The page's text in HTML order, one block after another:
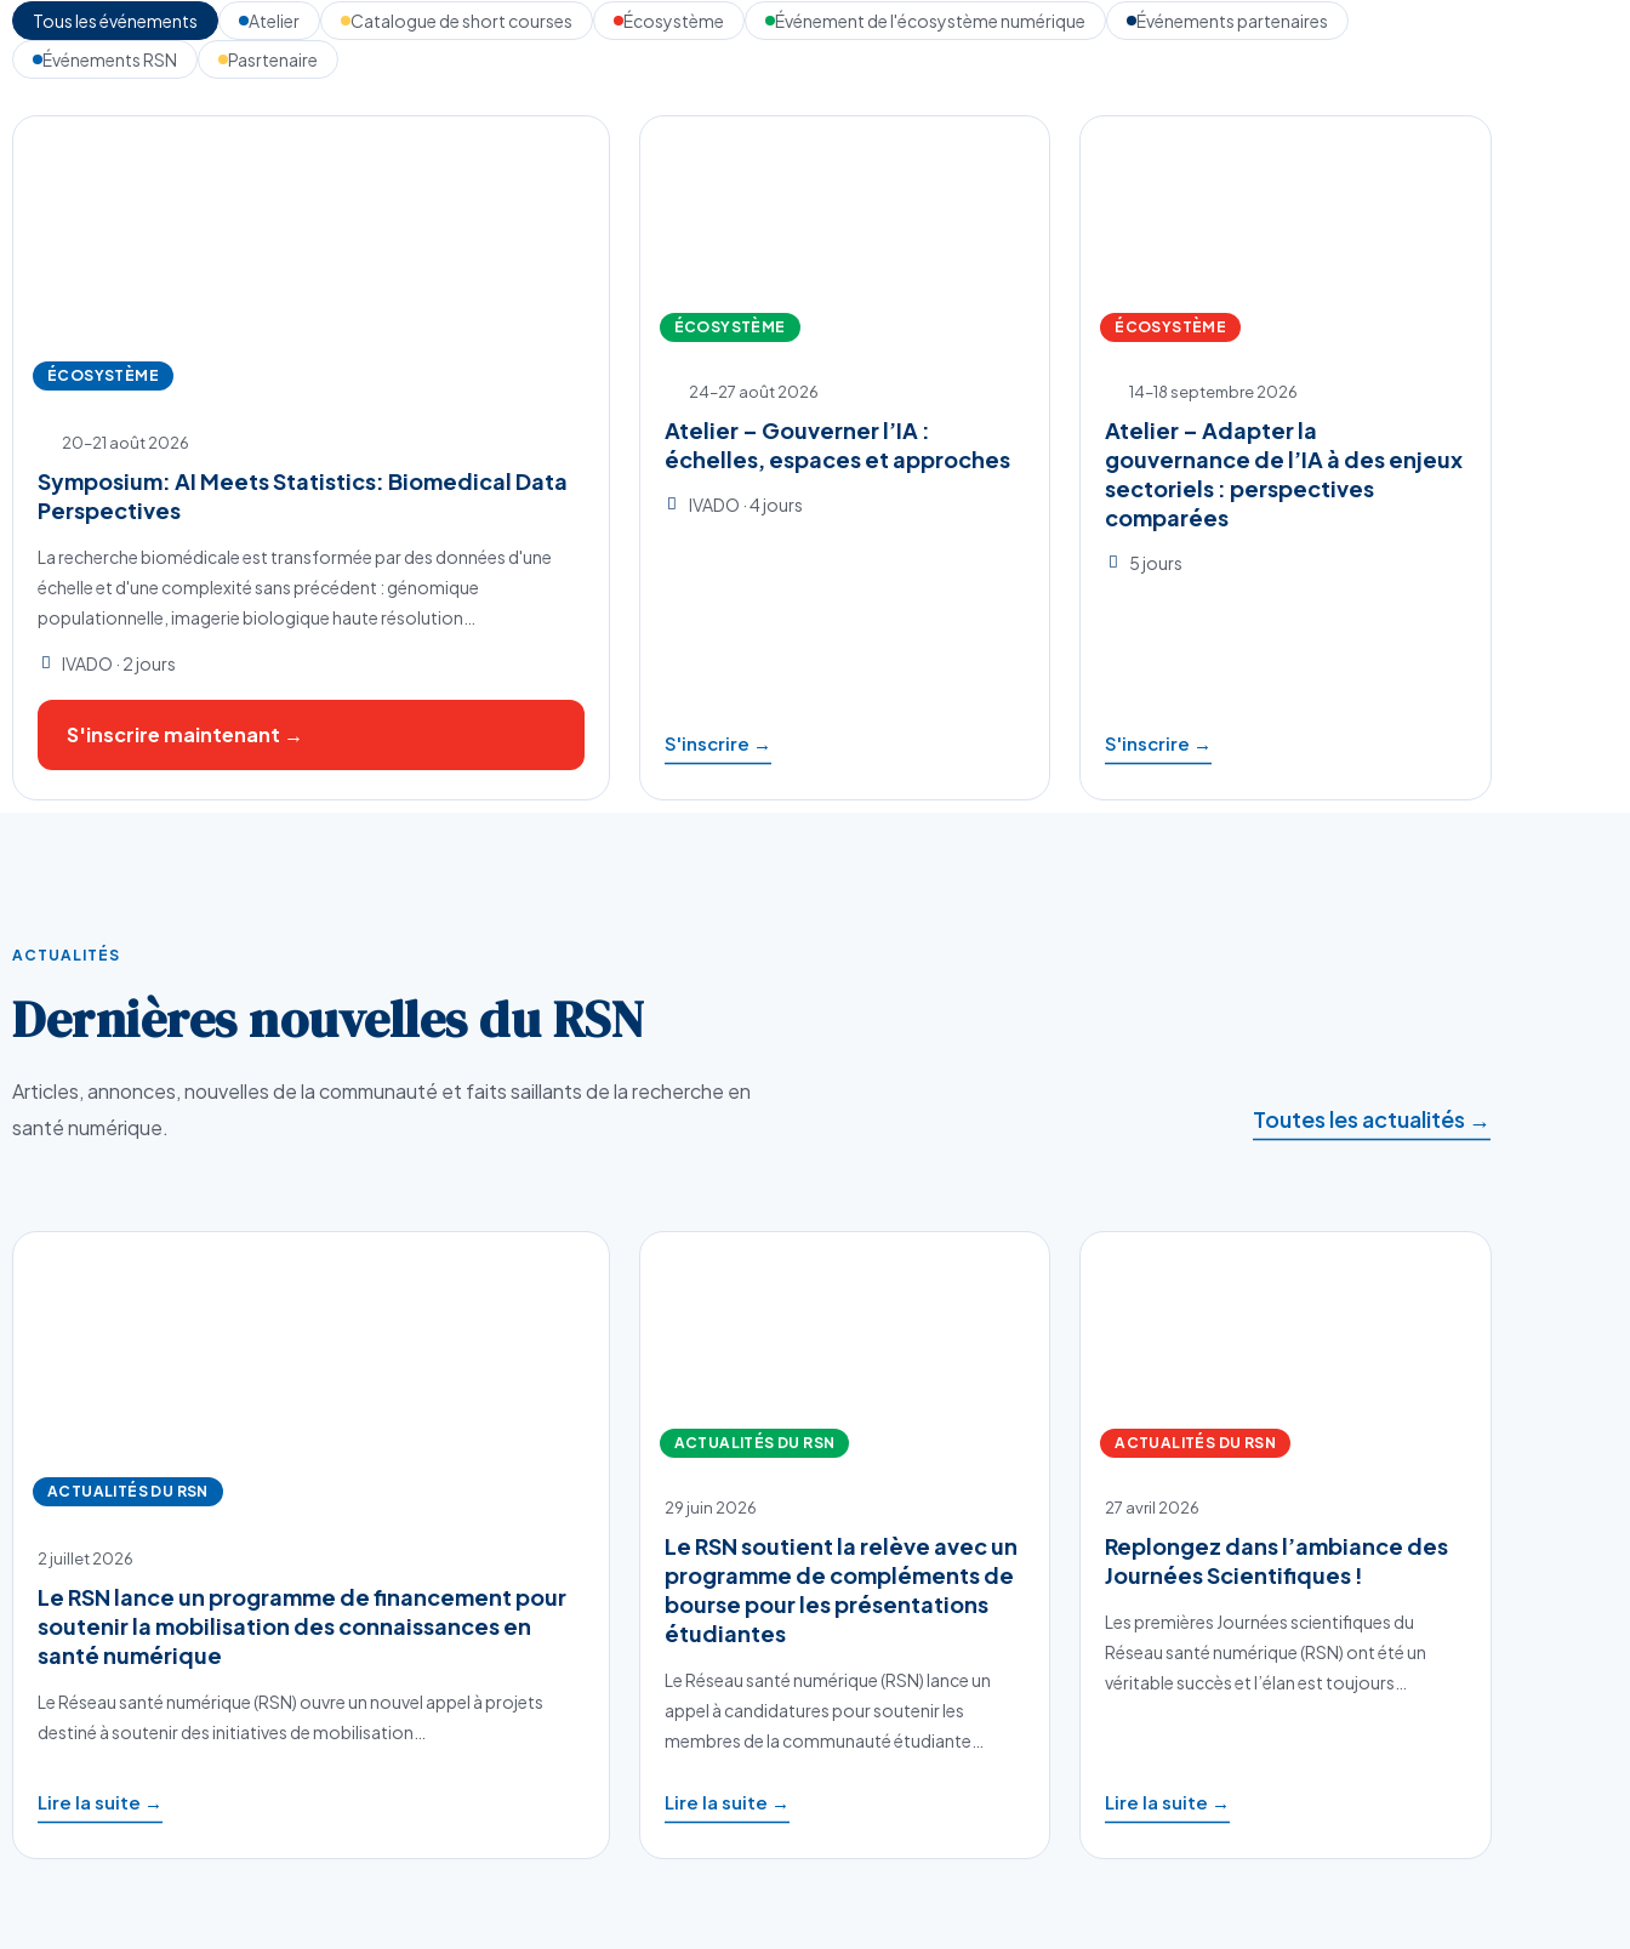
Tous les événements Atelier Catalogue de short courses Écosystème Événement de l'écosystème numérique
Événements partenaires
Événements RSN
Pasrtenaire
ÉCOSYSTÈME
20–21 août 2026
Symposium: AI Meets Statistics: Biomedical Data
Perspectives
La recherche biomédicale est transformée par des données d'une
échelle et d'une complexité sans précédent : génomique
populationnelle, imagerie biologique haute résolution…
IVADO · 2 jours
S'inscrire maintenant →
ÉCOSYSTÈME
24–27 août 2026
Atelier – Gouverner l’IA :
échelles, espaces et approches
IVADO · 4 jours
S'inscrire →
ÉCOSYSTÈME
14–18 septembre 2026
Atelier – Adapter la
gouvernance de l’IA à des enjeux
sectoriels : perspectives
comparées
5 jours
S'inscrire →
ACTUALITÉS
Dernières nouvelles du RSN
Articles, annonces, nouvelles de la communauté et faits saillants de la recherche en
santé numérique.
Toutes les actualités →
ACTUALITÉS DU RSN
2 juillet 2026
Le RSN lance un programme de financement pour
soutenir la mobilisation des connaissances en
santé numérique
Le Réseau santé numérique (RSN) ouvre un nouvel appel à projets
destiné à soutenir des initiatives de mobilisation…
Lire la suite →
ACTUALITÉS DU RSN
29 juin 2026
Le RSN soutient la relève avec un
programme de compléments de
bourse pour les présentations
étudiantes
Le Réseau santé numérique (RSN) lance un
appel à candidatures pour soutenir les
membres de la communauté étudiante…
Lire la suite →
ACTUALITÉS DU RSN
27 avril 2026
Replongez dans l’ambiance des
Journées Scientifiques !
Les premières Journées scientifiques du
Réseau santé numérique (RSN) ont été un
véritable succès et l’élan est toujours…
Lire la suite →